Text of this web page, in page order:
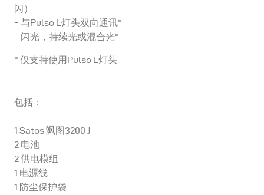
闪）
与Pulso L灯头双向通讯*
闪光，持续光或混合光*
* 仅支持使用Pulso L灯头
包括：
1 Satos 飒图3200 J
2 电池
2 供电模组
1 电源线
1 防尘保护袋